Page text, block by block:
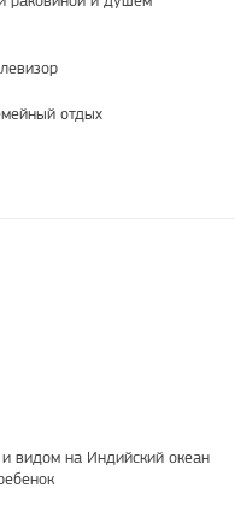
отдых
видом на Индийский океан